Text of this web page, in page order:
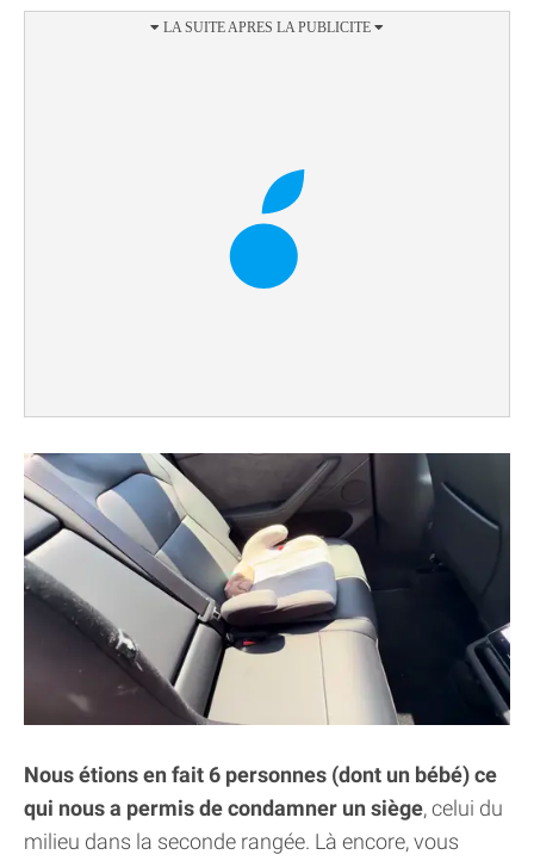
Nous étions en fait 6 personnes (dont un bébé) ce
qui nous a permis de condamner un siège, celui du
milieu dans la seconde rangée. Là encore, vous